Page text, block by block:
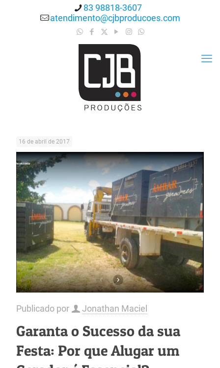
83 98818-3607
atendimento@cjbproducoes.com
16 de abril de 2017
Publicado por Jonathan Maciel
Garanta o Sucesso da sua
Festa: Por que Alugar um